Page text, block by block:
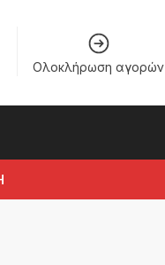
Ολοκλήρωση αγορών